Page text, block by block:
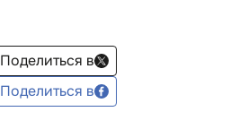
Поделиться в
Поделиться в